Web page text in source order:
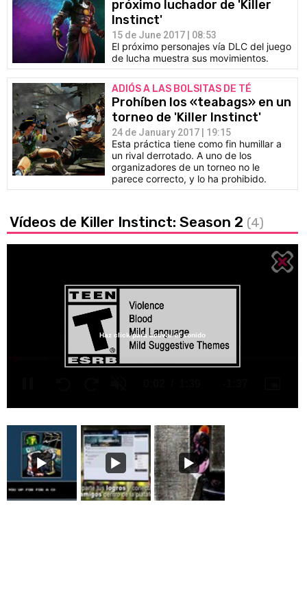
próximo luchador de 'Killer
Instinct'
15 de June 2017 | 08:53
El próximo personajes vía DLC del juego
de lucha muestra sus movimientos.
ADIÓS A LAS BOLSITAS DE TÉ
Prohíben los «teabags» en un
torneo de 'Killer Instinct'
24 de January 2017 | 19:15
Esta práctica tiene como fin humillar a
un rival derrotado. A uno de los
organizadores de un torneo no le
parece correcto, y lo ha prohibido.
Vídeos de Killer Instinct: Season 2 (4)
Haz click para activar el sonido